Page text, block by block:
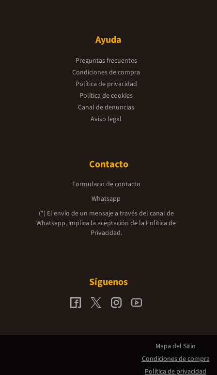
Ayuda
Preguntas frecuentes
Condiciones de compra
Política de privacidad
Política de cookies
Canal de denuncias
Aviso legal
Contacto
Formulario de contacto
Whatsapp
(*) El envío de un mensaje a través del canal de
Whatsapp, implica la aceptación de la Política de
Privacidad.
Síguenos
Mapa del Sitio
Condiciones de compra
Política de privacidad